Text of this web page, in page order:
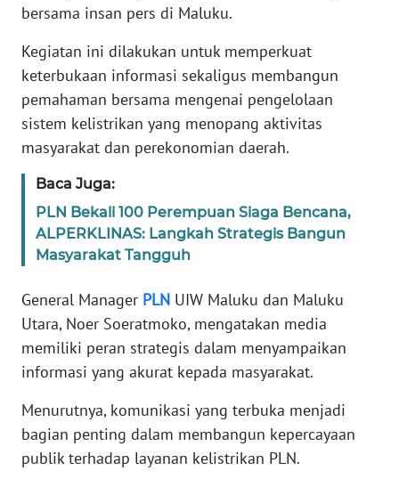
bersama insan pers di Maluku.
Kegiatan ini dilakukan untuk memperkuat
keterbukaan informasi sekaligus membangun
pemahaman bersama mengenai pengelolaan
sistem kelistrikan yang menopang aktivitas
masyarakat dan perekonomian daerah.
Baca Juga:
PLN Bekali 100 Perempuan Siaga Bencana,
ALPERKLINAS: Langkah Strategis Bangun
Masyarakat Tangguh
General Manager PLN UIW Maluku dan Maluku
Utara, Noer Soeratmoko, mengatakan media
memiliki peran strategis dalam menyampaikan
informasi yang akurat kepada masyarakat.
Menurutnya, komunikasi yang terbuka menjadi
bagian penting dalam membangun kepercayaan
publik terhadap layanan kelistrikan PLN.
Wahana
Regional
WN
WN
JAKARTA
JABAR
WN
BANTEN
WN
NTT